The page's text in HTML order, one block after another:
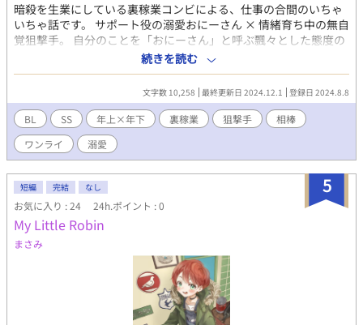
暗殺を生業にしている裏稼業コンビによる、仕事の合間のいちゃ
いちゃ話です。 サポート役の溺愛おにーさん × 情緒育ち中の無自
覚狙撃手。 自分のことを「おにーさん」と呼ぶ飄々とした態度の
胡散臭い攻めが、無自覚な年下受けに内心で翻弄されているのが
好きです。 ◆ Twitter（現X）で開催されているワンライ【#創作
BL版深夜の60分一本勝負】に参加したSS集。 今後増えていくか
もしれないしこれで終わりかもしれない、という無計画な連作ワ
ンライです。 勢いで書いたまま、ほぼ手直しせずに掲載している
ので、少しの矛盾や粗さには目を瞑ってやってください。 60分で
お話作るの、本当に難しいですね。
続きを読む
文字数 10,258 最終更新日 2024.12.1 登録日 2024.8.8
BL SS 年上×年下 裏稼業 狙撃手
相棒
ワンライ
溺愛
5
短編 完結 なし
お気に入り : 24 24h.ポイント : 0
My Little Robin
まさみ